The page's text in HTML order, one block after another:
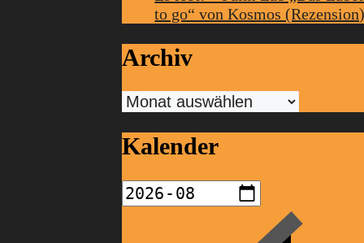
to go“ von Kosmos (Rezension)
Archiv
Archiv
Kalender